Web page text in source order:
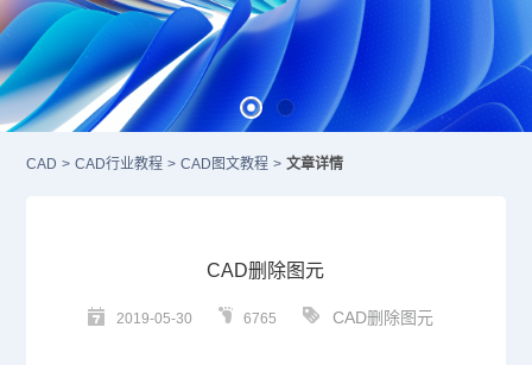
CAD > CAD行业教程 > CAD图文教程 > 文章详情
CAD删除图元
2019-05-30 6765 CAD删除图元